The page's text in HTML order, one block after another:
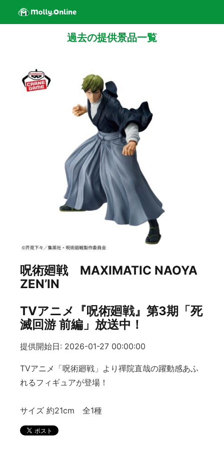
過去の提供景品一覧
呪術廻戦 MAXIMATIC NAOYA
ZEN’IN
TVアニメ『呪術廻戦』第3期「死
滅回游 前編」放送中！
提供開始日: 2026-01-27 00:00:00
TVアニメ「呪術廻戦」より禪院直哉の躍動感あふ
れるフィギュアが登場！
サイズ 約21cm 全1種